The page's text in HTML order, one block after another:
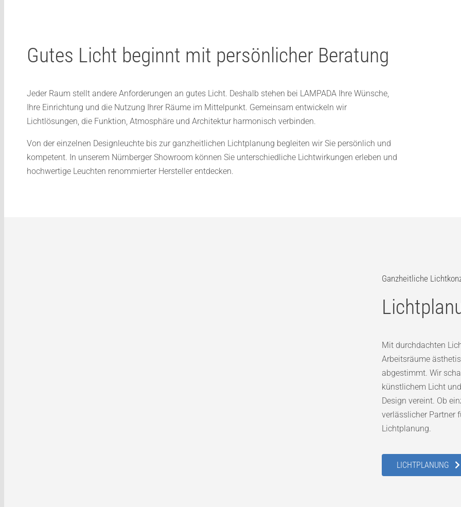
Gutes Licht beginnt mit persönlicher Beratung
Jeder Raum stellt andere Anforderungen an gutes Licht. Deshalb stehen bei LAMPADA Ihre Wünsche,
Ihre Einrichtung und die Nutzung Ihrer Räume im Mittelpunkt. Gemeinsam entwickeln wir
Lichtlösungen, die Funktion, Atmosphäre und Architektur harmonisch verbinden.
Von der einzelnen Designleuchte bis zur ganzheitlichen Lichtplanung begleiten wir Sie persönlich und
kompetent. In unserem Nürnberger Showroom können Sie unterschiedliche Lichtwirkungen erleben und
hochwertige Leuchten renommierter Hersteller entdecken.
Ganzheitliche
Mit durchdachten
Arbeitsräume
abgestimmt. Wir
künstlichem Licht
Design vereint. Ob
verlässlicher Partner
Lichtplanung.
LICHTPLANUNG